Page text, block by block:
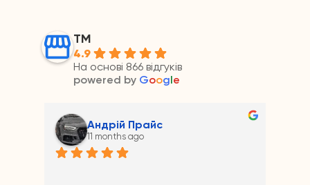
ТМ
4.9
На основі 866 відгуків
powered by Google
Андрій Прайс
11 months ago